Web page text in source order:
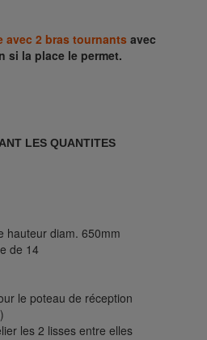
avec 2 bras tournants avec
si la place le permet.
LES QUANTITES
hauteur diam. 650mm
de 14
le poteau de réception
les 2 lisses entre elles